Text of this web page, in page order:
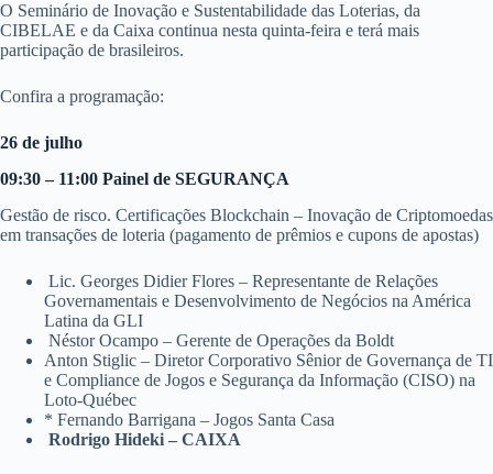
O Seminário de Inovação e Sustentabilidade das Loterias, da
CIBELAE e da Caixa continua nesta quinta-feira e terá mais
participação de brasileiros.
Confira a programação:
26 de julho
09:30 – 11:00 Painel de SEGURANÇA
Gestão de risco. Certificações Blockchain – Inovação de Criptomoedas
em transações de loteria (pagamento de prêmios e cupons de apostas)
Lic. Georges Didier Flores – Representante de Relações
Governamentais e Desenvolvimento de Negócios na América
Latina da GLI
Néstor Ocampo – Gerente de Operações da Boldt
Anton Stiglic – Diretor Corporativo Sênior de Governança de TI
e Compliance de Jogos e Segurança da Informação (CISO) na
Loto-Québec
* Fernando Barrigana – Jogos Santa Casa
Rodrigo Hideki – CAIXA